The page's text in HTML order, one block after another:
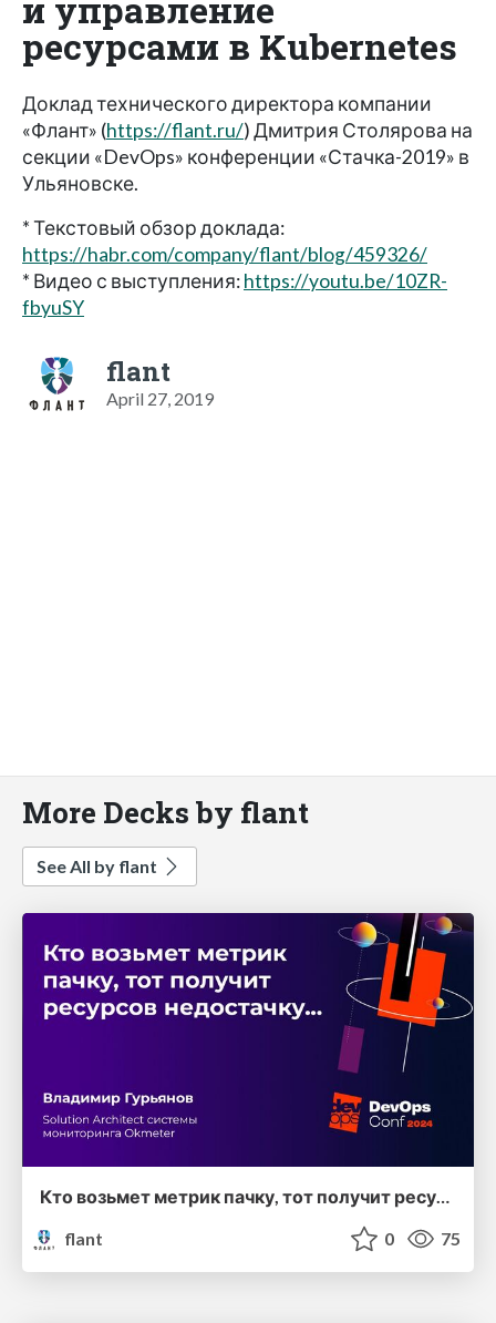
ресурсами в Kubernetes
Доклад технического директора компании
«Флант» (https://flant.ru/) Дмитрия Столярова на
секции «DevOps» конференции «Стачка-2019» в
Ульяновске.
* Текстовый обзор доклада:
https://habr.com/company/flant/blog/459326/
* Видео с выступления:https://youtu.be/10ZR-
fbyuSY
flant
April 27, 2019
More Decks by flant
See All by flant
Кто возьмет метрик пачку, тот получит ресурсов недостачку... (Владимир Гурьянов, DevOpsConf 2024)
flant
0 75